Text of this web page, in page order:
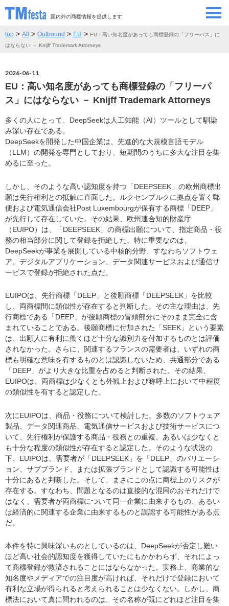
国内外の商標情報を提供します
SEMINAR/EVENT
CONTRIBUTORS 情報提供者
CONTACT お問い合わせ
top > All > Outbound > EU > EU：高い知名度があっても商標登録の「フリーパス」に
はならない － Knijff Trademark Attorneys
2026-06-11
EU：高い知名度があっても商標登録の「フリーパ
ス」にはならない － Knijff Trademark Attorneys
多くの人にとって、DeepSeekは人工知能（AI）ツールとして馴染
み深い存在である。
DeepSeekを開発した中国企業は、先進的な大規模言語モデル
（LLM）の開発を専門としており、短期間のうちに多大な注目を集
めるに至った。
しかし、そのような高い認知度を持つ「DEEPSEEK」の欧州商標出
願は先行権利との抵触に直面した。ルクセンブルクに拠点を置く郵
便および電気通信会社Post Luxembourgが保有する商標「DEEP」
が先行して存在していた。その結果、欧州連合知的財産庁
（EUIPO）は、「DEEPSEEK」の商標出願について、指定商品・役
務の相当部分に関して登録を拒絶した。特に重要なのは、
DeepSeekが事業を展開している中核的分野、すなわちソフトウェ
ア、デジタルアプリケーション、データ関連サービスおよび通信サ
ービスで登録が拒絶された点だ。
EUIPOは、先行商標「DEEP」と後願商標「DEEPSEEK」を比較
し、両商標間に類似性が存在すると判断した。その主な理由は、先
行商標である「DEEP」が後願商標の冒頭部分にそのまま完全に含
まれていることである。後願商標に付加された「SEEK」という要素
は、出願人に有利に働くほど十分な識別力を付加するものとは評価
されなかった。さらに、関連するフランスの需要者は、いずれの商
標も明確な意味を有するものとは認識しないため、共通部分である
「DEEP」がより大きな比重を占めると判断された。その結果、
EUIPOは、両商標は少なくとも外観上および称呼上において中程度
の類似性を有すると認定した。
次にEUIPOは、商品・役務について検討した。多数のソフトウェア
製品、データ関連商品、電気通信サービスおよび技術サービスにつ
いて、先行権利が保護する商品・役務との重複、あるいは少なくと
も十分な程度の類似性が存在すると認定した。そのような状況の
下、EUIPOは、需要者が「DEEPSEEK」を「DEEP」のバリエーシ
ョン、サブブランド、または拡張ブランドとして認識する可能性は
十分にあると判断した。そして、まさにこの点に商標上のリスクが
存在する。すなわち、問題となるのは直接的な混同のおそれだけで
はなく、需要者が両商標について同一企業に由来するもの、あるい
は経済的に関連する企業に由来するものと誤認する可能性がある点
だ。
本件を特に興味深いものとしているのは、DeepSeekが否定し難い
ほど高い社会的認知度を獲得していたにもかかわらず、それによっ
て商標登録が救済されることにはならなかった。実務上、商業的な
知名度やメディアでの注目度が高ければ、それだけで登録において
有利な立場が得られると考えられることは少なくない。しかし、商
標法において真に問われるのは、その名称が既にどれほど注目を集